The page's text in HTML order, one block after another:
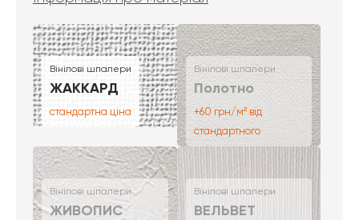
Вінілові шпалери
ЖАККАРД
стандартна ціна
Вінілові шпалери
Полотно
+60 грн/м² від
стандартного
Вінілові шпалери
ЖИВОПИС
Вінілові шпалери
ВЕЛЬВЕТ